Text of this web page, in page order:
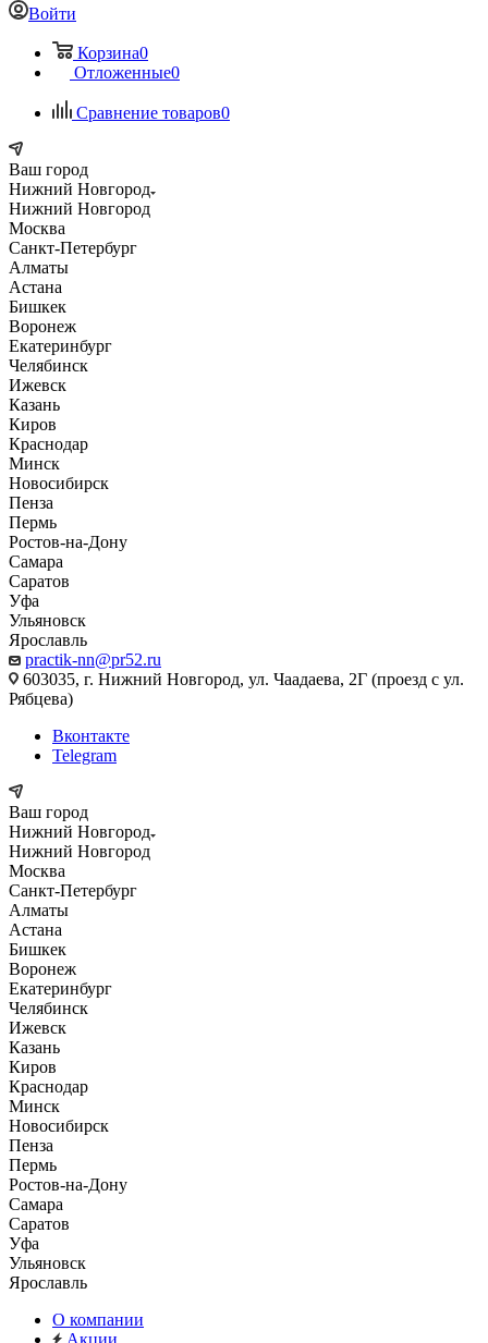
Войти
Корзина0
Отложенные0
Сравнение товаров0
Ваш город
Нижний Новгород
Нижний Новгород
Москва
Санкт-Петербург
Алматы
Астана
Бишкек
Воронеж
Екатеринбург
Челябинск
Ижевск
Казань
Киров
Краснодар
Минск
Новосибирск
Пенза
Пермь
Ростов-на-Дону
Самара
Саратов
Уфа
Ульяновск
Ярославль
practik-nn@pr52.ru
603035, г. Нижний Новгород, ул. Чаадаева, 2Г (проезд с ул.
Рябцева)
Вконтакте
Telegram
Ваш город
Нижний Новгород
Нижний Новгород
Москва
Санкт-Петербург
Алматы
Астана
Бишкек
Воронеж
Екатеринбург
Челябинск
Ижевск
Казань
Киров
Краснодар
Минск
Новосибирск
Пенза
Пермь
Ростов-на-Дону
Самара
Саратов
Уфа
Ульяновск
Ярославль
О компании
Акции